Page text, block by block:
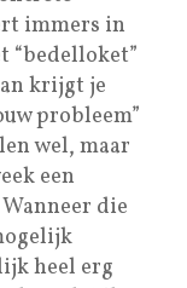
immers in
“bedelloket”
krijgt je
probleem”
wel, maar
een
die
heel erg